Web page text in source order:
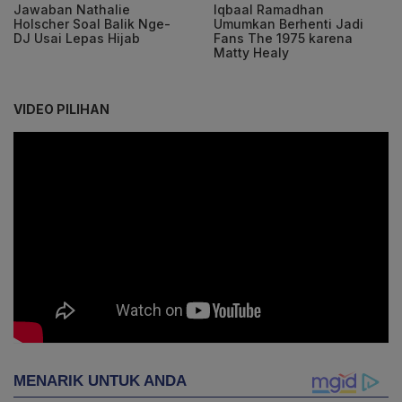
Jawaban Nathalie
Holscher Soal Balik Nge-
DJ Usai Lepas Hijab
Iqbaal Ramadhan
Umumkan Berhenti Jadi
Fans The 1975 karena
Matty Healy
VIDEO PILIHAN